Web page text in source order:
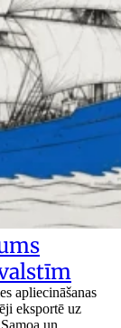
apliecināšanas
eksportē uz